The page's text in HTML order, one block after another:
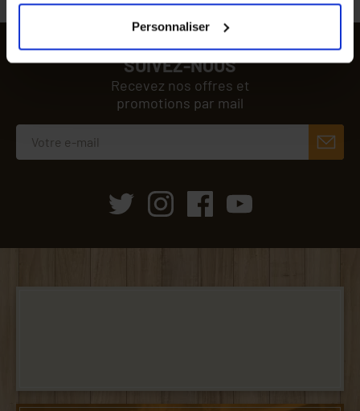
Personnaliser
SUIVEZ-NOUS
Recevez nos offres et
promotions par mail